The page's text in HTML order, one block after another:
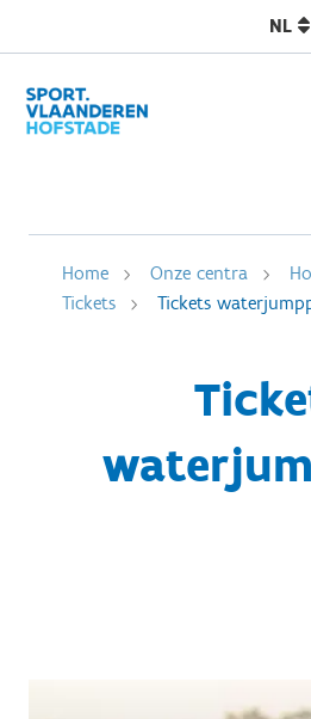
NL
Home Onze centra
Tickets
Tickets